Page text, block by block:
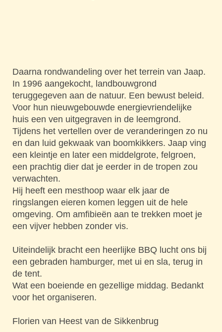
Daarna rondwandeling over het terrein van Jaap.
In 1996 aangekocht, landbouwgrond
teruggegeven aan de natuur. Een bewust beleid.
Voor hun nieuwgebouwde energievriendelijke
huis een ven uitgegraven in de leemgrond.
Tijdens het vertellen over de veranderingen zo nu
en dan luid gekwaak van boomkikkers. Jaap ving
een kleintje en later een middelgrote, felgroen,
een prachtig dier dat je eerder in de tropen zou
verwachten.
Hij heeft een mesthoop waar elk jaar de
ringslangen eieren komen leggen uit de hele
omgeving. Om amfibieën aan te trekken moet je
een vijver hebben zonder vis.
Uiteindelijk bracht een heerlijke BBQ lucht ons bij
een gebraden hamburger, met ui en sla, terug in
de tent.
Wat een boeiende en gezellige middag. Bedankt
voor het organiseren.
Florien van Heest van de Sikkenbrug